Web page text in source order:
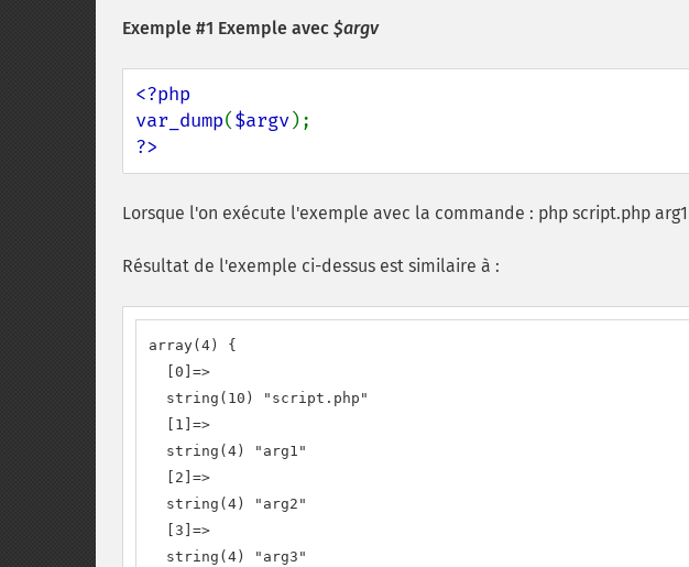
Exemple #1 Exemple avec $argv
<?php
var_dump($argv
?>
Lorsque l'on exécute l'exemple avec la commande : php script.php arg1
Résultat de l'exemple ci-dessus est similaire à :
array(4) {
  [0]=>
  string(10) "script.php"
  [1]=>
  string(4) "arg1"
  [2]=>
  string(4) "arg2"
  [3]=>
  string(4) "arg3"